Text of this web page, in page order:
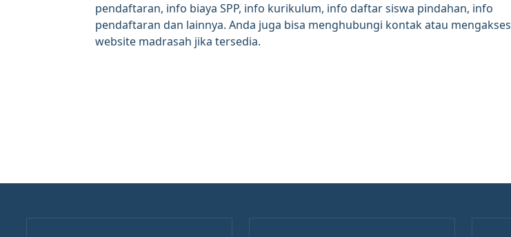
pendaftaran, info biaya SPP, info kurikulum, info daftar siswa pindahan, info
pendaftaran dan lainnya. Anda juga bisa menghubungi kontak atau mengakses
website madrasah jika tersedia.